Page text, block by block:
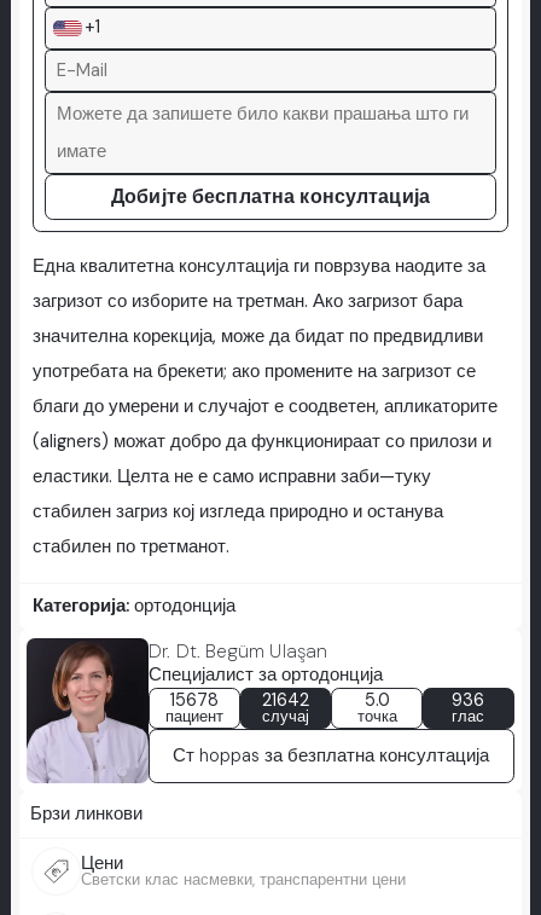
+1
Добијте бесплатна консултација
Една квалитетна консултација ги поврзува наодите за
загризот со изборите на третман. Ако загризот бара
значителна корекција, може да бидат по предвидливи
употребата на брекети; ако промените на загризот се
благи до умерени и случајот е соодветен, апликаторите
(aligners) можат добро да функционираат со прилози и
еластики. Целта не е само исправни заби—туку
стабилен загриз кој изгледа природно и останува
стабилен по третманот.
Категорија: ортодонција
Dr. Dt. Begüm Ulaşan
Специјалист за ортодонција
15678
пациент
21642
случај
5.0
точка
936
глас
Ст hoppas за безплатна консултација
Брзи линкови
Цени
Светски клас насмевки, транспарентни цени